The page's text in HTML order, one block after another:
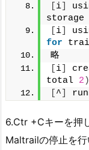
i
storage
i
for
略
i
total 2 )
^
6.Ctr +Cキーを押
Maltrailの停止を行